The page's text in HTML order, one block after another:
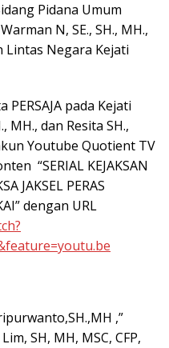
Pidana Umum
N, SE., SH., MH.,
Lintas Negara Kejati
pada Kejati
MH., dan Resita SH.,
Youtube Quotient TV
“SERIAL KEJAKSAN
JAKSEL PERAS
dengan URL
,”
SH, MH, MSC, CFP,